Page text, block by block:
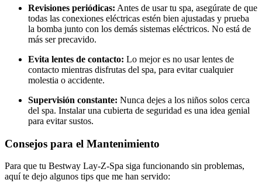
Revisiones periódicas: Antes de usar tu spa, asegúrate de que
todas las conexiones eléctricas estén bien ajustadas y prueba
la bomba junto con los demás sistemas eléctricos. No está de
más ser precavido.
Evita lentes de contacto: Lo mejor es no usar lentes de
contacto mientras disfrutas del spa, para evitar cualquier
molestia o accidente.
Supervisión constante: Nunca dejes a los niños solos cerca
del spa. Instalar una cubierta de seguridad es una idea genial
para evitar sustos.
Consejos para el Mantenimiento
Para que tu Bestway Lay-Z-Spa siga funcionando sin problemas,
aquí te dejo algunos tips que me han servido: